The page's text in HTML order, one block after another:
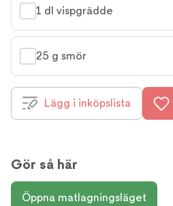
1 dl vispgrädde
25 g smör
Lägg i inköpslista
Gör så här
Öppna matlagningsläget